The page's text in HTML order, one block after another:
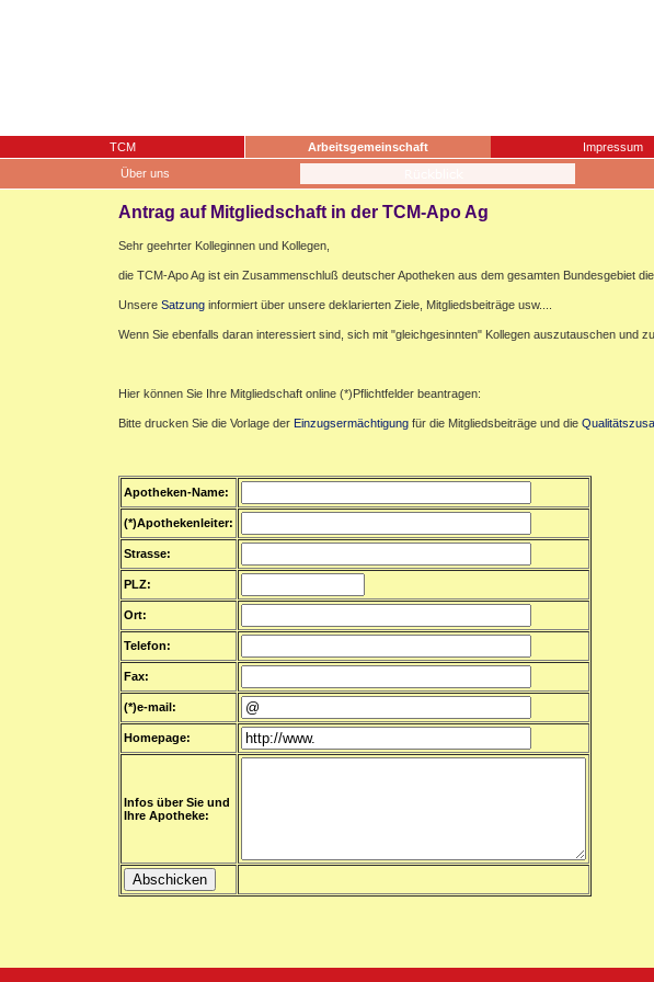
TCM Arbeitsgemeinschaft Impressum
Über uns
Antrag auf Mitgliedschaft in der TCM-Apo Ag
Sehr geehrter Kolleginnen und Kollegen,
die TCM-Apo Ag ist ein Zusammenschluß deutscher Apotheken aus dem gesamten Bundesgebiet
Unsere Satzung informiert über unsere deklarierten Ziele, Mitgliedsbeiträge usw....
Wenn Sie ebenfalls daran interessiert sind, sich mit "gleichgesinnten" Kollegen auszutauschen und
Hier können Sie Ihre Mitgliedschaft online (*)Pflichtfelder beantragen:
Bitte drucken Sie die Vorlage der Einzugsermächtigung für die Mitgliedsbeiträge und die
Apotheken-Name:
(*)Apothekenleiter:
Strasse:
PLZ:
Ort:
Telefon:
Fax:
(*)e-mail:
Homepage:
Infos über Sie und
Ihre Apotheke: